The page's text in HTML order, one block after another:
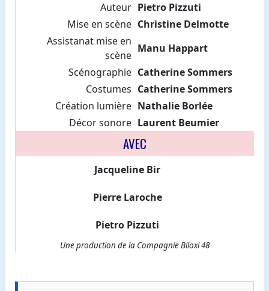
Auteur Pietro Pizzuti
Mise en scène Christine Delmotte
Assistanat mise en
scène
Manu Happart
Scénographie Catherine Sommers
Costumes Catherine Sommers
Création lumière Nathalie Borlée
Décor sonore Laurent Beumier
AVEC
Jacqueline Bir
Pierre Laroche
Pietro Pizzuti
Une production de la Compagnie Biloxi 48